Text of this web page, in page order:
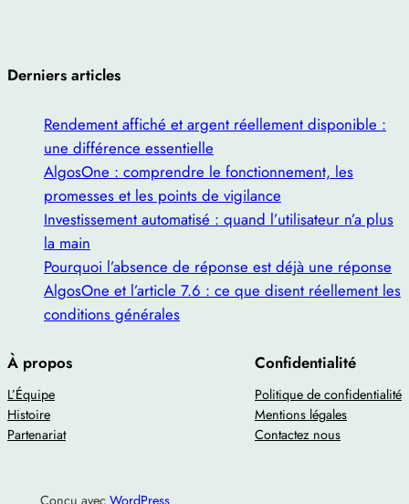
Derniers articles
Rendement affiché et argent réellement disponible :
une différence essentielle
AlgosOne : comprendre le fonctionnement, les
promesses et les points de vigilance
Investissement automatisé : quand l’utilisateur n’a plus
la main
Pourquoi l’absence de réponse est déjà une réponse
AlgosOne et l’article 7.6 : ce que disent réellement les
conditions générales
À propos
L’Équipe
Histoire
Partenariat
Confidentialité
Politique de confidentialité
Mentions légales
Contactez nous